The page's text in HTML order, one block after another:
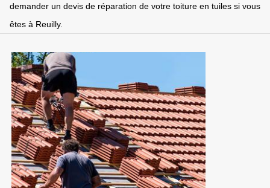
demander un devis de réparation de votre toiture en tuiles si vous
êtes à Reuilly.